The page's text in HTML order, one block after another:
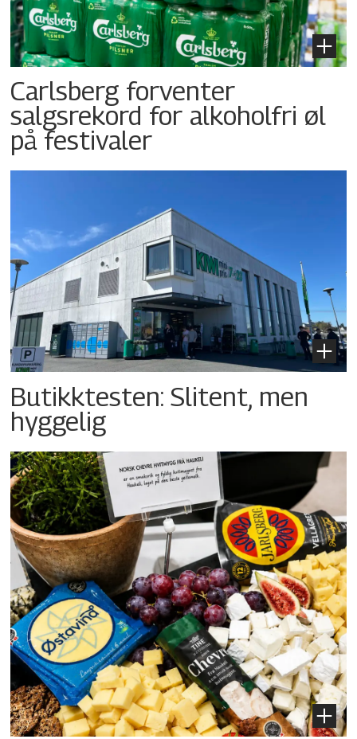
Carlsberg forventer
salgsrekord for alkoholfri øl
på festivaler
Butikktesten: Slitent, men
hyggelig